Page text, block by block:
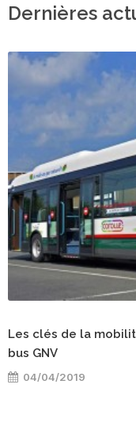
Dernières
Les clés de la
bus GNV
04/04/2019